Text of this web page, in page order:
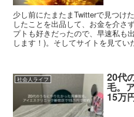
少し前にたまたまTwitterで見つけ
したことを出品して、お金を介さ
プトも好きだったので、早速私も
します！)。そしてサイトを見てい
社会人ライフ 20代
毛。
15万